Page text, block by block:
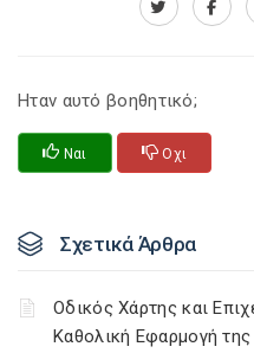
Ηταν αυτό βοηθητικό;
Ναι Οχι
Σχετικά Άρθρα
Οδικός Χάρτης και
Καθολική Εφαρμογή